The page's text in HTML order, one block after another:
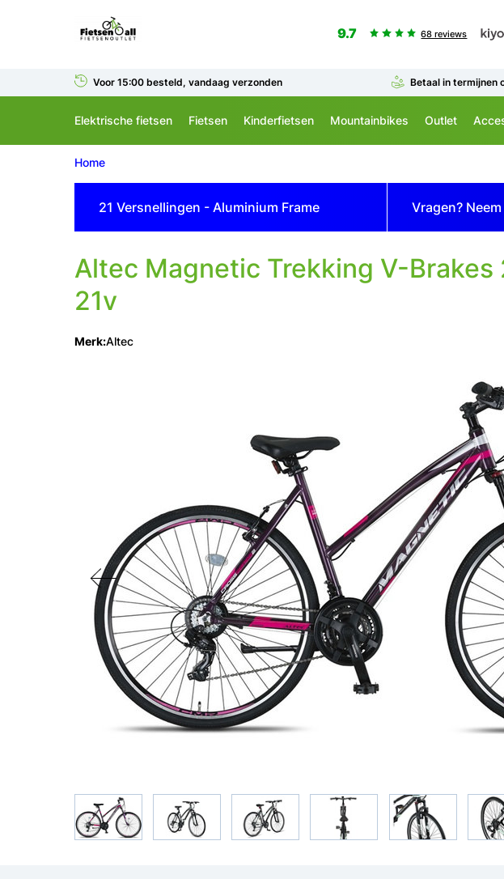
9.7 68 reviews
Voor 15:00 besteld, vandaag verzonden Betaal in termijnen
Elektrische fietsen Fietsen Kinderfietsen Mountainbikes Outlet
Home
21 Versnellingen - Aluminium Frame Vragen? Neem
Altec Magnetic Trekking V-Brakes
21v
Merk:Altec